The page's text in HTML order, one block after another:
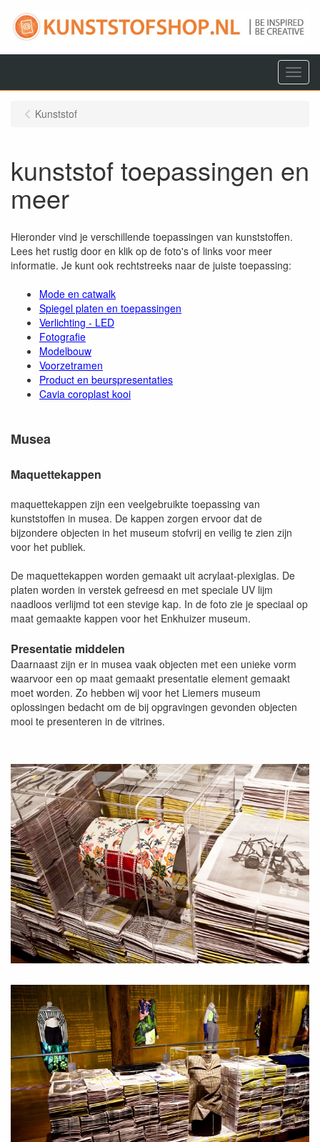
Menu
Kunststof
kunststof toepassingen en
meer
Hieronder vind je verschillende toepassingen van kunststoffen.
Lees het rustig door en klik op de foto's of links voor meer
informatie. Je kunt ook rechtstreeks naar de juiste toepassing:
Mode en catwalk
Spiegel platen en toepassingen
Verlichting - LED
Fotografie
Modelbouw
Voorzetramen
Product en beurspresentaties
Cavia coroplast kooi
Musea
Maquettekappen
maquettekappen zijn een veelgebruikte toepassing van
kunststoffen in musea. De kappen zorgen ervoor dat de
bijzondere objecten in het museum stofvrij en veilig te zien zijn
voor het publiek.
De maquettekappen worden gemaakt uit acrylaat-plexiglas. De
platen worden in verstek gefreesd en met speciale UV lijm
naadloos verlijmd tot een stevige kap. In de foto zie je speciaal op
maat gemaakte kappen voor het Enkhuizer museum.
Presentatie middelen
Daarnaast zijn er in musea vaak objecten met een unieke vorm
waarvoor een op maat gemaakt presentatie element gemaakt
moet worden. Zo hebben wij voor het Liemers museum
oplossingen bedacht om de bij opgravingen gevonden objecten
mooi te presenteren in de vitrines.